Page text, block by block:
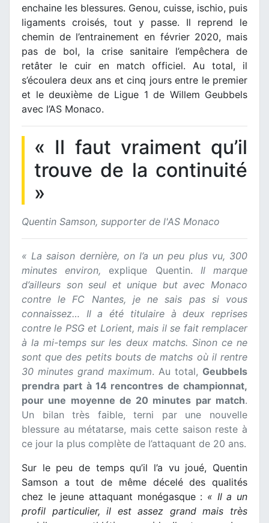
enchaine les blessures. Genou, cuisse, ischio, puis
ligaments croisés, tout y passe. Il reprend le
chemin de l’entrainement en février 2020, mais
pas de bol, la crise sanitaire l’empêchera de
retâter le cuir en match officiel. Au total, il
s’écoulera deux ans et cinq jours entre le premier
et le deuxième de Ligue 1 de Willem Geubbels
avec l’AS Monaco.
« Il faut vraiment qu’il
trouve de la continuité
»
Quentin Samson, supporter de l'AS Monaco
« La saison dernière, on l’a un peu plus vu, 300
minutes environ, explique Quentin. Il marque
d’ailleurs son seul et unique but avec Monaco
contre le FC Nantes, je ne sais pas si vous
connaissez… Il a été titulaire à deux reprises
contre le PSG et Lorient, mais il se fait remplacer
à la mi-temps sur les deux matchs. Sinon ce ne
sont que des petits bouts de matchs où il rentre
30 minutes grand maximum. Au total, Geubbels
prendra part à 14 rencontres de championnat,
pour une moyenne de 20 minutes par match.
Un bilan très faible, terni par une nouvelle
blessure au métatarse, mais cette saison reste à
ce jour la plus complète de l’attaquant de 20 ans.
Sur le peu de temps qu’il l’a vu joué, Quentin
Samson a tout de même décelé des qualités
chez le jeune attaquant monégasque : « Il a un
profil particulier, il est assez grand mais très